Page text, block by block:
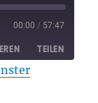
00:00 / 57:47
TEILEN